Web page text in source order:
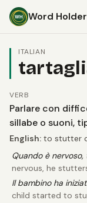
Word Holder
ITALIAN
VERB
Parlare con
sillabe o suoni,
English: to stutter
Quando è
nervous, he
Il bambino ha
child started to